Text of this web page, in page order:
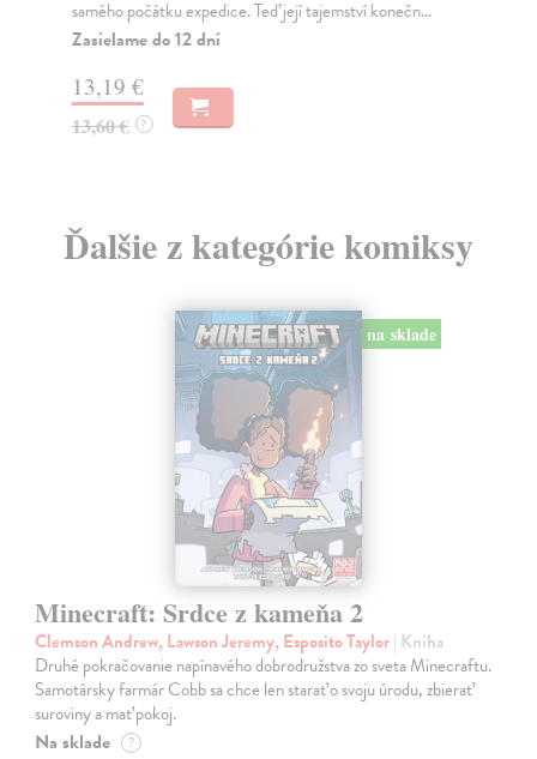
Zasielame do 12 dní
9,40 € ?
Ďalšie z kategórie komiksy
na sklade
Minecraft: Srdce z kameňa 2
Clemson Andrew, Lawson Jeremy, Esposito Taylor| Kniha
Druhé pokračovanie napínavého dobrodružstva zo sveta Minecraftu.
Samotársky farmár Cobb sa chce len starať o svoju úrodu, zbierať
suroviny a mať pokoj.
Na sklade ?